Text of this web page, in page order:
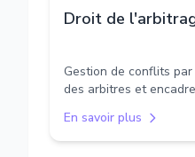
Droit de
Gestion de conflits
des arbitres et
En savoir plus